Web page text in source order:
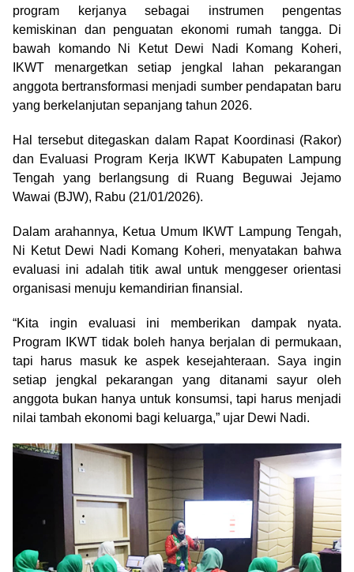
program kerjanya sebagai instrumen pengentas
kemiskinan dan penguatan ekonomi rumah tangga. Di
bawah komando Ni Ketut Dewi Nadi Komang Koheri,
IKWT menargetkan setiap jengkal lahan pekarangan
anggota bertransformasi menjadi sumber pendapatan baru
yang berkelanjutan sepanjang tahun 2026.
Hal tersebut ditegaskan dalam Rapat Koordinasi (Rakor)
dan Evaluasi Program Kerja IKWT Kabupaten Lampung
Tengah yang berlangsung di Ruang Beguwai Jejamo
Wawai (BJW), Rabu (21/01/2026).
Dalam arahannya, Ketua Umum IKWT Lampung Tengah,
Ni Ketut Dewi Nadi Komang Koheri, menyatakan bahwa
evaluasi ini adalah titik awal untuk menggeser orientasi
organisasi menuju kemandirian finansial.
“Kita ingin evaluasi ini memberikan dampak nyata.
Program IKWT tidak boleh hanya berjalan di permukaan,
tapi harus masuk ke aspek kesejahteraan. Saya ingin
setiap jengkal pekarangan yang ditanami sayur oleh
anggota bukan hanya untuk konsumsi, tapi harus menjadi
nilai tambah ekonomi bagi keluarga,” ujar Dewi Nadi.